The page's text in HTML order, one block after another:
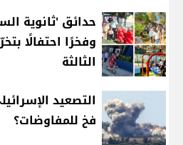
حدائق 'ثانوية
وفخرًا احتفالًا
الثالثة
التصعيد
فخ للمفاوضات؟